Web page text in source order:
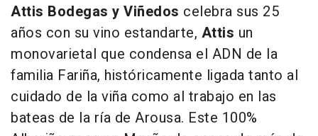
Attis Bodegas y Viñedos celebra sus 25
años con su vino estandarte, Attis un
monovarietal que condensa el ADN de la
familia Fariña, históricamente ligada tanto al
cuidado de la viña como al trabajo en las
bateas de la ría de Arousa. Este 100%